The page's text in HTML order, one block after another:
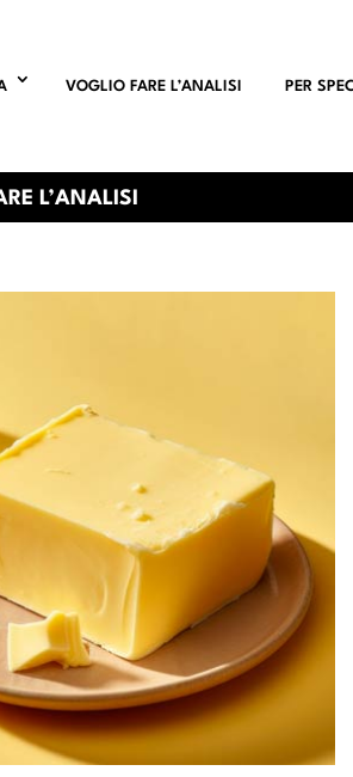
VOGLIO FARE L’ANALISI PER
L’ANALISI